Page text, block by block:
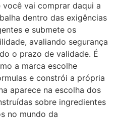
vai comprar daqui a
dentro das exigências
e submete os
avaliando segurança
o prazo de validade. É
a marca escolhe
e constrói a própria
aparece na escolha dos
sobre ingredientes
no mundo da